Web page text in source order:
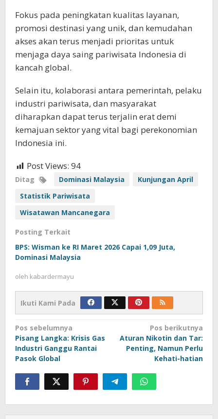
Fokus pada peningkatan kualitas layanan,
promosi destinasi yang unik, dan kemudahan
akses akan terus menjadi prioritas untuk
menjaga daya saing pariwisata Indonesia di
kancah global.
Selain itu, kolaborasi antara pemerintah, pelaku
industri pariwisata, dan masyarakat
diharapkan dapat terus terjalin erat demi
kemajuan sektor yang vital bagi perekonomian
Indonesia ini.
Post Views: 94
Ditag Dominasi Malaysia
Kunjungan April
Statistik Pariwisata
Wisatawan Mancanegara
Posting Terkait
BPS: Wisman ke RI Maret 2026 Capai 1,09 Juta,
Dominasi Malaysia
oleh kabardermayu
Ikuti Kami Pada
Navigasi
pos
Pos sebelumnya
Pisang Langka: Krisis Gas
Industri Ganggu Rantai
Pasok Global
Pos berikutnya
Aturan Nikotin dan Tar:
Penting, Namun Perlu
Kehati-hatian